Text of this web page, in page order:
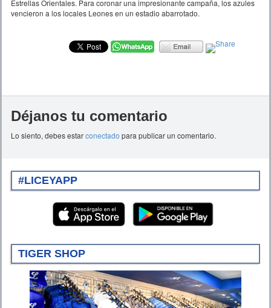
Estrellas Orientales. Para coronar una impresionante campaña, los azules
vencieron a los locales Leones en un estadio abarrotado.
Déjanos tu comentario
Lo siento, debes estarconectado para publicar un comentario.
#LICEYAPP
TIGER SHOP